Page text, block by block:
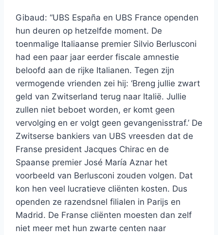
Gibaud: “UBS España en UBS France openden
hun deuren op hetzelfde moment. De
toenmalige Italiaanse premier Silvio Berlusconi
had een paar jaar eerder fiscale amnestie
beloofd aan de rijke Italianen. Tegen zijn
vermogende vrienden zei hij: ‘Breng jullie zwart
geld van Zwitserland terug naar Italië. Jullie
zullen niet beboet worden, er komt geen
vervolging en er volgt geen gevangenisstraf.’ De
Zwitserse bankiers van UBS vreesden dat de
Franse president Jacques Chirac en de
Spaanse premier José María Aznar het
voorbeeld van Berlusconi zouden volgen. Dat
kon hen veel lucratieve cliënten kosten. Dus
openden ze razendsnel filialen in Parijs en
Madrid. De Franse cliënten moesten dan zelf
niet meer met hun zwarte centen naar